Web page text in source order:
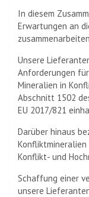
In diesem
Erwartungen an
Unsere
Anforderungen
Mineralien in
Abschnitt 1502
EU 2017/821
Darüber hinaus
Konflikt- und
Schaffung einer
unsere